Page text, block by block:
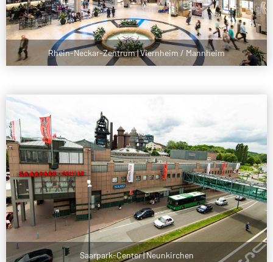
Rhein-Neckar-Zentrum | Viernheim / Mannheim
Saarpark-Center | Neunkirchen